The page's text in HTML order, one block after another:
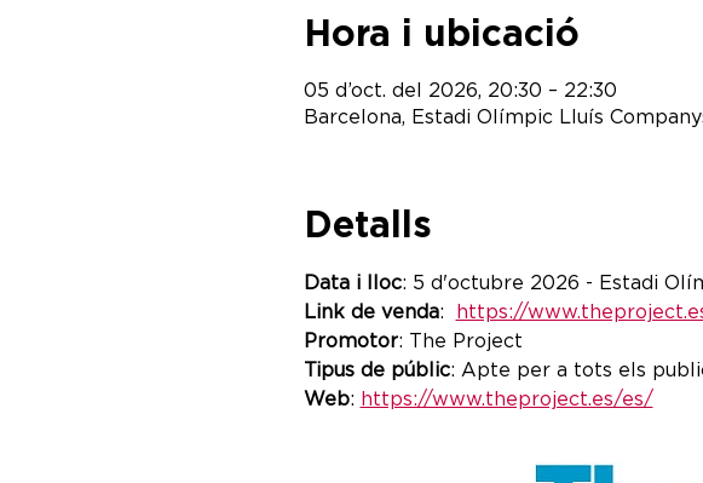
Hora i ubicació
05 d’oct. del 2026, 20:30 – 22:30
Barcelona, Estadi Olímpic Lluís
Detalls
Data i lloc: 5 d'octubre 2026 - Estadi
Link de venda:
https://
Promotor: The Project
Tipus de públic: Apte per a tots els
Web: https://www.theproject.es/es/